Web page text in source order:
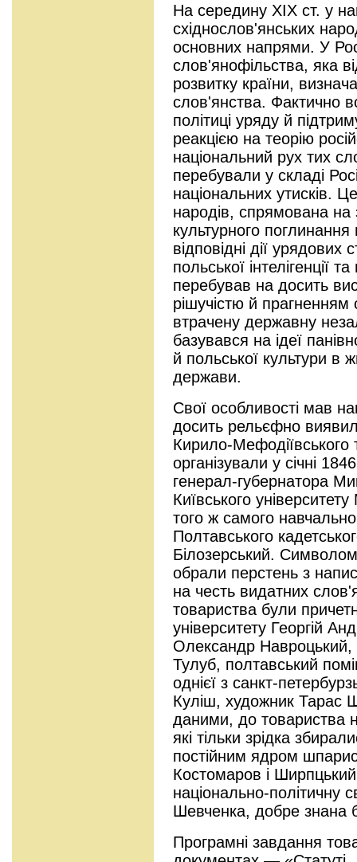
На середину XIX ст. у
східнослов'янських
основних напрями. У
слов'янофільства, яка
розвитку країни,
слов'янства. Фактично
політиці уряду й
реакцією на теорію
національний рух тих
перебували у складі
національних утисків.
народів, спрямована на
культурного
відповідні дії
польської інтелігенції
перебував на досить
рішучістю й
втрачену державну
базувався на ідеї
й польської культури в
держави.
Свої особливості мав
досить рельєфно
Кирило-Мефодіївського
організували у січні
генерал-губернатора
Київського
того ж самого
Полтавського
Білозерський.
обрали перстень з
на честь видатних
товариства були
університету Георгій
Олександр Навроцький,
Тулуб, полтавський
однієї з санкт-
Куліш, художник Тарас
даними, до товариства
які тільки зрідка
постійним ядром
Костомаров і
національно-політичну
Шевченка, добре знана
Програмні завдання